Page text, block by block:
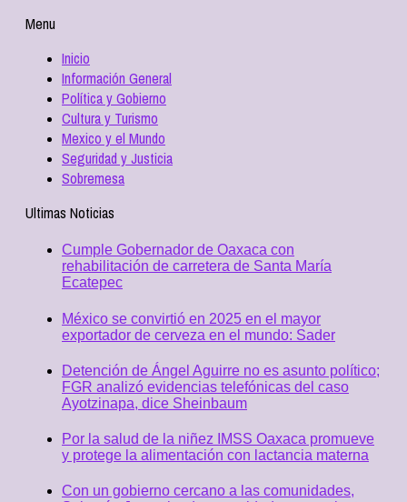
Menu
Inicio
Información General
Política y Gobierno
Cultura y Turismo
Mexico y el Mundo
Seguridad y Justicia
Sobremesa
Ultimas Noticias
Cumple Gobernador de Oaxaca con
rehabilitación de carretera de Santa María
Ecatepec
México se convirtió en 2025 en el mayor
exportador de cerveza en el mundo: Sader
Detención de Ángel Aguirre no es asunto político;
FGR analizó evidencias telefónicas del caso
Ayotzinapa, dice Sheinbaum
Por la salud de la niñez IMSS Oaxaca promueve
y protege la alimentación con lactancia materna
Con un gobierno cercano a las comunidades,